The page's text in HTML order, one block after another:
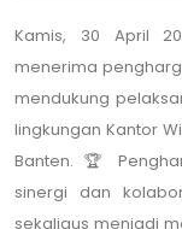
Kamis, 30 April
menerima
mendukung
lingkungan Kantor
Banten. 🏆
sinergi dan
sekaligus menjadi